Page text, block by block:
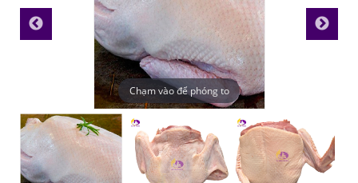
Chạm vào để phóng to